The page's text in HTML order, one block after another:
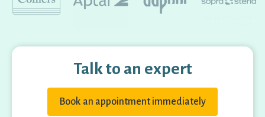
Talk to an expert
Book an appointment immediately